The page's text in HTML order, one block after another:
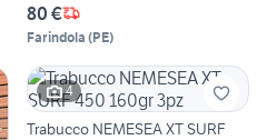
80 €
Farindola (PE)
4
Trabucco NEMESEA XT SURF